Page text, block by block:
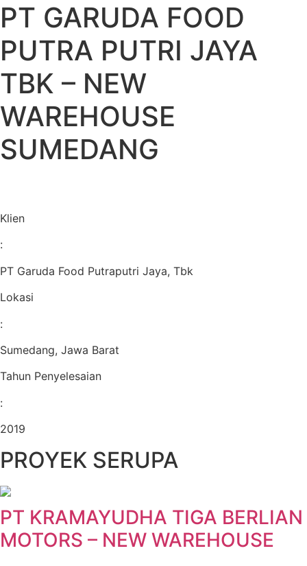
PT GARUDA FOOD
PUTRA PUTRI JAYA
TBK – NEW
WAREHOUSE
SUMEDANG
Klien
:
PT Garuda Food Putraputri Jaya, Tbk
Lokasi
:
Sumedang, Jawa Barat
Tahun Penyelesaian
:
2019
PROYEK SERUPA
PT KRAMAYUDHA TIGA BERLIAN
MOTORS – NEW WAREHOUSE